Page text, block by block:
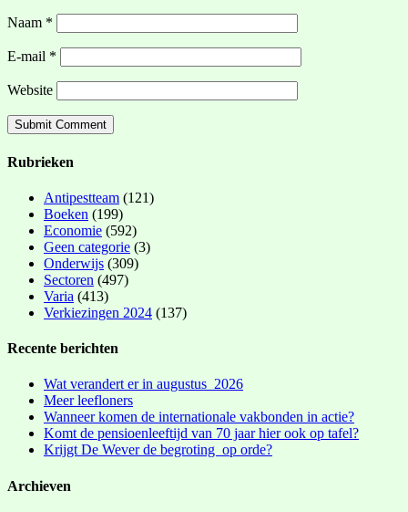
Naam *
E-mail *
Website
Rubrieken
Antipestteam (121)
Boeken (199)
Economie (592)
Geen categorie (3)
Onderwijs (309)
Sectoren (497)
Varia (413)
Verkiezingen 2024 (137)
Recente berichten
Wat verandert er in augustus 2026
Meer leefloners
Wanneer komen de internationale vakbonden in actie?
Komt de pensioenleeftijd van 70 jaar hier ook op tafel?
Krijgt De Wever de begroting op orde?
Archieven